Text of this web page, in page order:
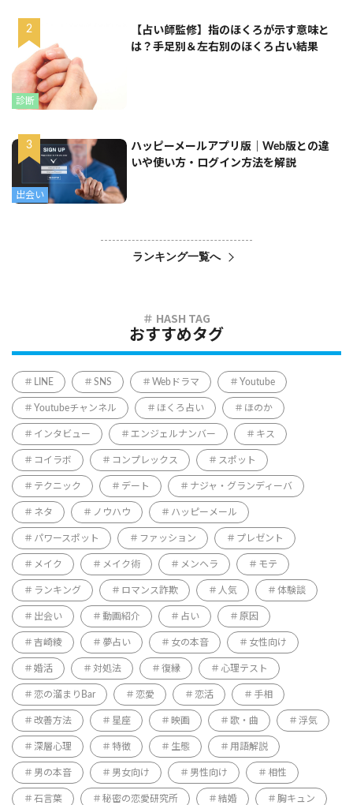
診断
【占い師監修】指のほくろが示す意味と
は？手足別＆左右別のほくろ占い結果
出会い
ハッピーメールアプリ版｜Web版との違
いや使い方・ログイン方法を解説
ランキング一覧へ
おすすめタグ
LINE SNS Webドラマ Youtube
Youtubeチャンネル ほくろ占い ほのか
インタビュー エンジェルナンバー キス
コイラボ コンプレックス スポット
テクニック デート ナジャ・グランディーバ
ネタ ノウハウ ハッピーメール
パワースポット ファッション プレゼント
メイク メイク術 メンヘラ モテ
ランキング ロマンス詐欺 人気 体験談
出会い 動画紹介 占い 原因
吉崎綾 夢占い 女の本音 女性向け
婚活 対処法 復縁 心理テスト
恋の溜まりBar 恋愛 恋活 手相
改善方法 星座 映画 歌・曲 浮気
深層心理 特徴 生態 用語解説
男の本音 男女向け 男性向け 相性
石言葉 秘密の恋愛研究所 結婚 胸キュン